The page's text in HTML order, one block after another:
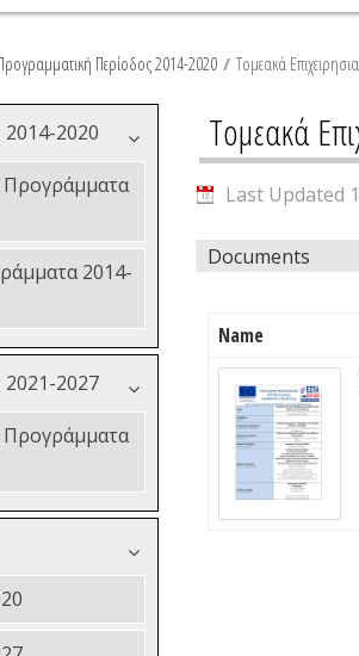
Περίοδος 2014-2020 / Τομεακά
2020
Προγράμματα
2014-
2027
Προγράμματα
Τομεακά
Last Updated
Documents
Name